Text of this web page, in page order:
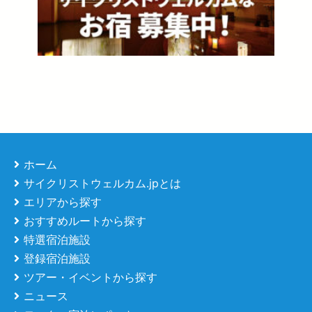
ホーム
サイクリストウェルカム.jpとは
エリアから探す
おすすめルートから探す
特選宿泊施設
登録宿泊施設
ツアー・イベントから探す
ニュース